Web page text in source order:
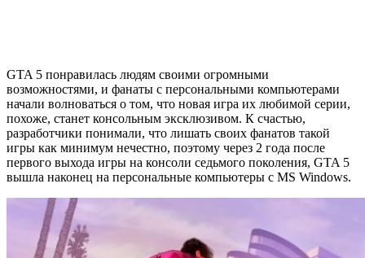
GTA 5 понравилась людям своими огромными
возможностями, и фанаты с персональными компьютерами
начали волноваться о том, что новая игра их любимой серии,
похоже, станет консольным эксклюзивом. К счастью,
разработчики понимали, что лишать своих фанатов такой
игры как минимум нечестно, поэтому через 2 года после
первого выхода игры на консоли седьмого поколения, GTA 5
вышла наконец на персональные компьютеры с MS Windows.